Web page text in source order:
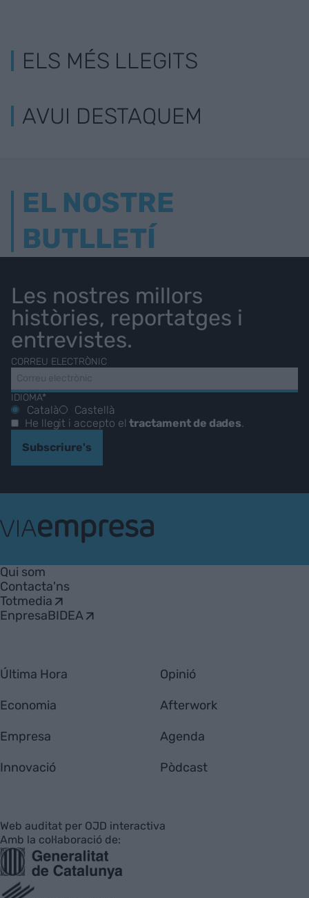
ELS MÉS LLEGITS
AVUI DESTAQUEM
EL NOSTRE
BUTLLETÍ
Les nostres millors
històries, reportatges i
entrevistes.
CORREU ELECTRÒNIC
IDIOMA*
Català
Castellà
He llegit i accepto eltractament de dades.
Subscriure's
Empresa
Qui som
Contacta'ns
Totmedia
EnpresaBIDEA
Última Hora
Economia
Empresa
Innovació
Opinió
Afterwork
Agenda
Pòdcast
Web auditat per OJD interactiva
Amb la col·laboració de: